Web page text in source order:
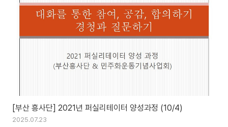
[부산 흥사단] 2021년 퍼실리테이터 양성과정 (10/4)
2025.07.23